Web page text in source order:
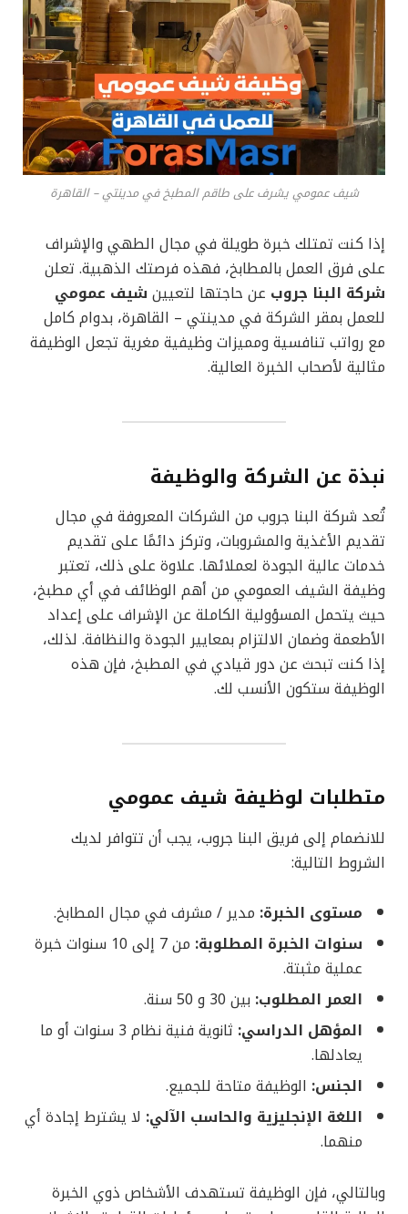
شيف عمومي يشرف على طاقم المطبخ في مدينتي – القاهرة
إذا كنت تمتلك خبرة طويلة في مجال الطهي والإشراف
على فرق العمل بالمطابخ، فهذه فرصتك الذهبية. تعلن
شركة البنا جروب عن حاجتها لتعيين شيف عمومي
للعمل بمقر الشركة في مدينتي – القاهرة، بدوام كامل
مع رواتب تنافسية ومميزات وظيفية مغرية تجعل الوظيفة
مثالية لأصحاب الخبرة العالية.
نبذة عن الشركة والوظيفة
تُعد شركة البنا جروب من الشركات المعروفة في مجال
تقديم الأغذية والمشروبات، وتركز دائمًا على تقديم
خدمات عالية الجودة لعملائها. علاوة على ذلك، تعتبر
وظيفة الشيف العمومي من أهم الوظائف في أي مطبخ،
حيث يتحمل المسؤولية الكاملة عن الإشراف على إعداد
الأطعمة وضمان الالتزام بمعايير الجودة والنظافة. لذلك،
إذا كنت تبحث عن دور قيادي في المطبخ، فإن هذه
الوظيفة ستكون الأنسب لك.
متطلبات لوظيفة شيف عمومي
للانضمام إلى فريق البنا جروب، يجب أن تتوافر لديك
الشروط التالية:
مستوى الخبرة: مدير / مشرف في مجال المطابخ.
سنوات الخبرة المطلوبة:
من 7 إلى 10 سنوات خبرة
عملية مثبتة.
العمر المطلوب: بين 30 و 50 سنة.
المؤهل الدراسي:
ثانوية فنية نظام 3 سنوات أو ما
يعادلها.
الجنس: الوظيفة متاحة للجميع.
اللغة الإنجليزية والحاسب الآلي: لا يشترط إجادة أي
منهما.
وبالتالي، فإن الوظيفة تستهدف الأشخاص ذوي الخبرة